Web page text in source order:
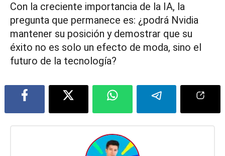
Con la creciente importancia de la IA, la
pregunta que permanece es: ¿podrá Nvidia
mantener su posición y demostrar que su
éxito no es solo un efecto de moda, sino el
futuro de la tecnología?